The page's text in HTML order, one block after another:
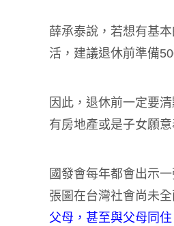
薛承泰說，若想有基
活，建議退休前準備
因此，退休前一定要
有房地產或是子女願
國發會每年都會出示
張圖在台灣社會尚未全
父母，甚至與父母同